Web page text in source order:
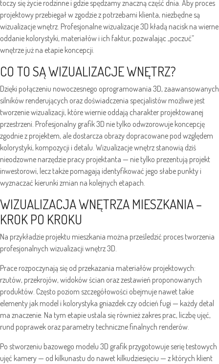
toczy się życie rodzinne i gdzie spędzamy znaczną część dnia. Aby proces
projektowy przebiegał w zgodzie z potrzebami klienta, niezbędne są
wizualizacje wnętrz. Profesjonalne wizualizacje 3D kładą nacisk na wierne
oddanie kolorystyki, materiałów i ich faktur, pozwalając „poczuć”
wnętrze już na etapie koncepcji.
CO TO SĄ WIZUALIZACJE WNĘTRZ?
Dzięki połączeniu nowoczesnego oprogramowania 3D, zaawansowanych
silników renderujących oraz doświadczenia specjalistów możliwe jest
tworzenie wizualizacji, które wiernie oddają charakter projektowanej
przestrzeni. Profesjonalny grafik 3D nie tylko odwzorowuje koncepcję
zgodnie z projektem, ale dostarcza obrazy dopracowane pod względem
kolorystyki, kompozycji i detalu. Wizualizacje wnętrz stanowią dziś
nieodzowne narzędzie pracy projektanta — nie tylko prezentują projekt
inwestorowi, lecz także pomagają identyfikować jego słabe punkty i
wyznaczać kierunki zmian na kolejnych etapach.
WIZUALIZACJA WNĘTRZA MIESZKANIA –
KROK PO KROKU
Na przykładzie projektu mieszkania można prześledzić proces tworzenia
profesjonalnych wizualizacji wnętrz 3D.
Prace rozpoczynają się od przekazania materiałów projektowych:
rzutów, przekrojów, widoków ścian oraz zestawień proponowanych
produktów. Często poziom szczegółowości obejmuje nawet takie
elementy jak model i kolorystyka gniazdek czy odcień fugi — każdy detal
ma znaczenie. Na tym etapie ustala się również zakres prac, liczbę ujęć,
rund poprawek oraz parametry techniczne finalnych renderów.
Po stworzeniu bazowego modelu 3D grafik przygotowuje serię testowych
ujęć kamery — od kilkunastu do nawet kilkudziesięciu — z których klient